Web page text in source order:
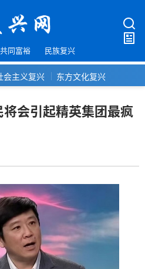
共同富裕 民族复兴
会主义复兴 东方文化复兴
会引起精英集团最疯